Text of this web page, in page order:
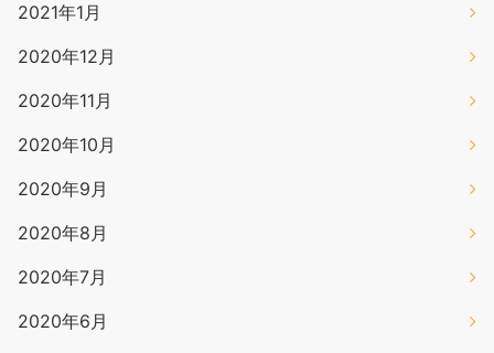
2021年1月
2020年12月
2020年11月
2020年10月
2020年9月
2020年8月
2020年7月
2020年6月